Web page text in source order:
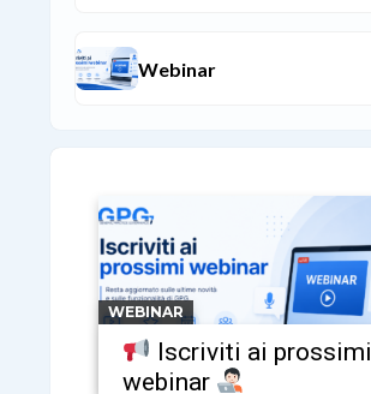
Webinar
WEBINAR
Iscriviti ai prossimi
webinar